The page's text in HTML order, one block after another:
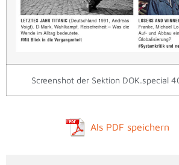
Screenshot der Sektion DOK.special
Als PDF speichern